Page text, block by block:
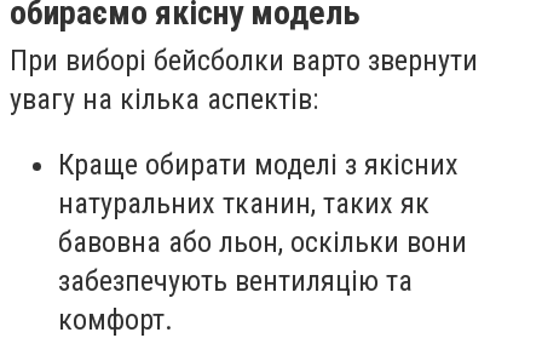
обираємо якісну модель
При виборі бейсболки варто звернути
увагу на кілька аспектів:
Краще обирати моделі з якісних
натуральних тканин, таких як
бавовна або льон, оскільки вони
забезпечують вентиляцію та
комфорт.